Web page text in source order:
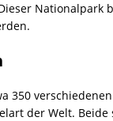
Nationalpark
350
der Welt.